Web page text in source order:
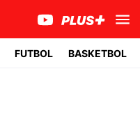
FUTBOL BASKETBOL